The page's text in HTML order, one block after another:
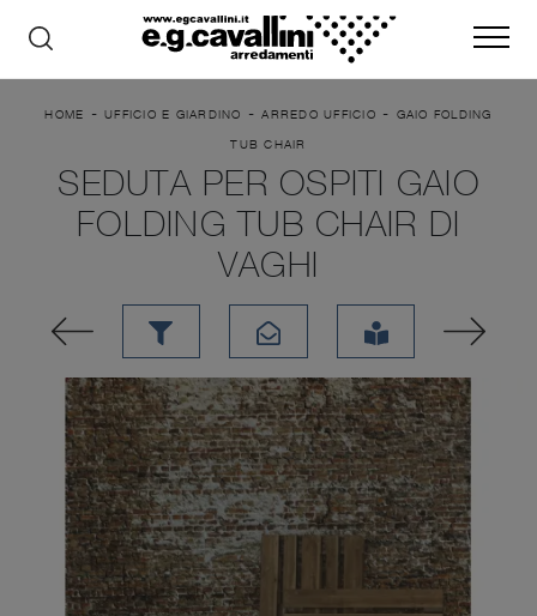
HOME -UFFICIO E GIARDINO -ARREDO UFFICIO - GAIO FOLDING
TUB CHAIR
SEDUTA PER OSPITI GAIO
FOLDING TUB CHAIR DI
VAGHI